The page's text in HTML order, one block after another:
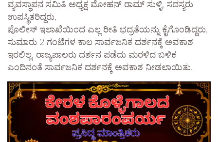
ವ್ಯವಸ್ಥಾಪನ ಸಮಿತಿ ಅಧ್ಯಕ್ಷ ಮೋಹನ್ ರಾಮ್ ಸುಳ್ಳಿ, ಸದಸ್ಯರು
ಉಪಸ್ಥಿತರಿದ್ದರು,
ಪೊಲೀಸ್ ಇಲಾಖೆಯಿಂದ ಎಲ್ಲ ರೀತಿ ಭದ್ರತೆಯನ್ನು ಕೈಗೊಂಡಿದ್ದರು,
ಸುಮಾರು 2 ಗಂಟೆಗಳ ಕಾಲ ಸಾರ್ವಜನಿಕ ದರ್ಶನಕ್ಕೆ ಅವಕಾಶ
ಇರಲಿಲ್ಲ, ರಾಜ್ಯಪಾಲರು ದರ್ಶನ ಪಡೆದು ಮರಳಿದ ಬಳಿಕ
ಎಂದಿನಂತೆ ಸಾರ್ವಜನಿಕ ದರ್ಶನಕ್ಕೆ ಅವಕಾಶ ನೀಡಲಾಯಿತು.